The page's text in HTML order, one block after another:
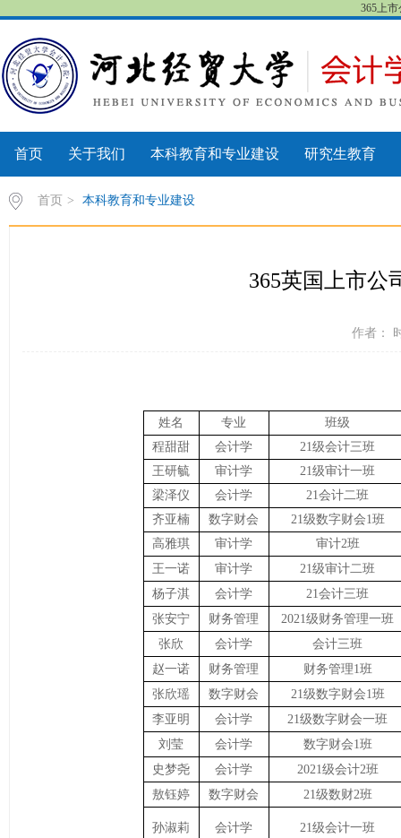
365上
首页 关于我们 本科教育和专业建设 研究生教育
首页 > 本科教育和专业建设
365英国上市公
作者：
姓名 专业
班级
程甜甜
会计学
21级会计三班
王研毓
审计学
21级审计一班
梁泽仪
会计学
21会计二班
齐亚楠
数字财会
21级数字财会1班
高雅琪
审计学
审计2班
王一诺
审计学
21级审计二班
杨子淇
会计学
21会计三班
张安宁
财务管理
2021级财务管理一班
张欣
会计学
会计三班
赵一诺
财务管理
财务管理1班
张欣瑶
数字财会
21级数字财会1班
李亚明
会计学
21级数字财会一班
刘莹
会计学
数字财会1班
史梦尧
会计学
2021级会计2班
敖钰婷
数字财会 21级数财2班
孙淑莉 会计学 21级会计一班